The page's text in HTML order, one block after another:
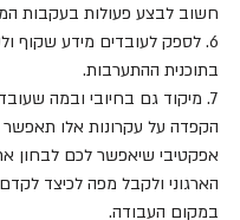
חשוב לבצע פעולות בעקבות
6. לספק לעובדים מידע שקוף
בתוכנית ההתערבות.
7. מיקוד גם בחיובי ובמה שעובד.
הקפדה על עקרונות אלו תאפשר
אפקטיבי שיאפשר לכם לבחון
הארגוני ולקבל מפה לכיצד
במקום העבודה.